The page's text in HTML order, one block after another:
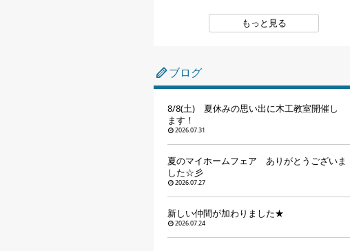
もっと見る
ブログ
8/8(土) 夏休みの思い出に木工教室開催し
ます！
2026.07.31
夏のマイホームフェア ありがとうございま
した☆彡
2026.07.27
新しい仲間が加わりました★
2026.07.24